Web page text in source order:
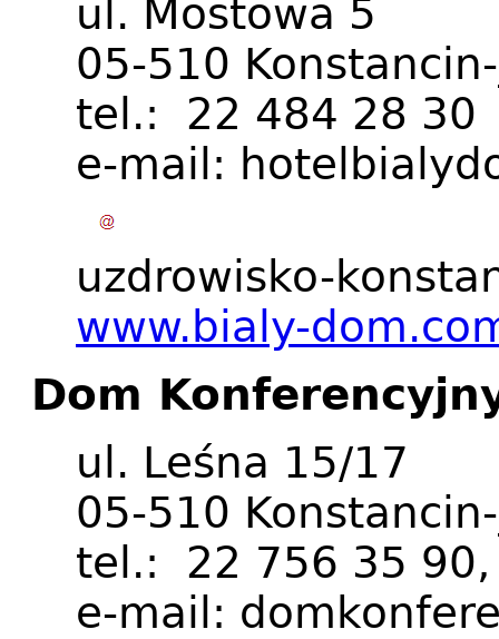
ul. Mostowa 5
05-510
tel.: 22 484 28 30
e-mail:
uzdrowisko-
www.bialy-
Dom
ul. Leśna 15/17
05-510
tel.: 22 756 35
e-mail: